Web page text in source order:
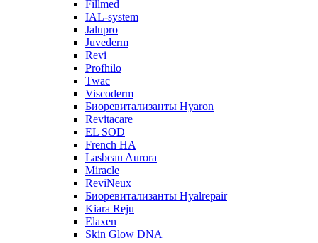
Fillmed
IAL-system
Jalupro
Juvederm
Revi
Profhilo
Twac
Viscoderm
Биоревитализанты Hyaron
Revitacare
EL SOD
French HA
Lasbeau Aurora
Miracle
ReviNeux
Биоревитализанты Hyalrepair
Kiara Reju
Elaxen
Skin Glow DNA